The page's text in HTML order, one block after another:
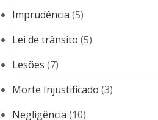
Imprudência (5)
Lei de trânsito (5)
Lesões (7)
Morte Injustificado (3)
Negligência (10)